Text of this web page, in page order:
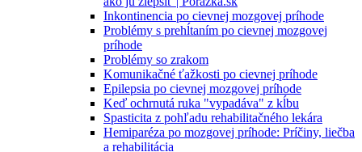
Inkontinencia po cievnej mozgovej príhode
Problémy s prehĺtaním po cievnej mozgovej
príhode
Problémy so zrakom
Komunikačné ťažkosti po cievnej príhode
Epilepsia po cievnej mozgovej príhode
Keď ochrnutá ruka "vypadáva" z kĺbu
Spasticita z pohľadu rehabilitačného lekára
Hemiparéza po mozgovej príhode: Príčiny, liečba
a rehabilitácia